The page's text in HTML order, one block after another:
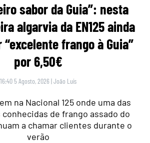
sabor da Guia”: nesta
algarvia da EN125 ainda
frango à Guia”
por 6,50€
16:40 5 Agosto, 2026 |João Luís
na Nacional 125 onde uma das
de frango assado do
a chamar clientes durante o
verão